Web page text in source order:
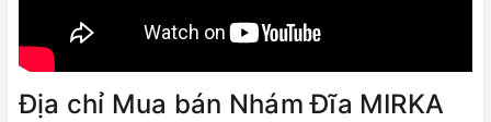
Địa chỉ Mua bán Nhám Đĩa MIRKA